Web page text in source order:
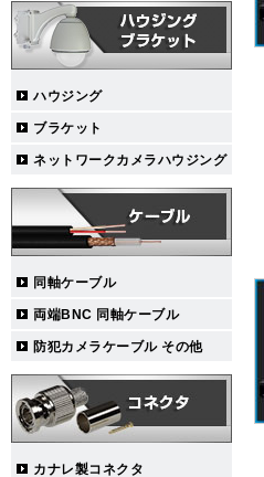
ハウジング
ブラケット
ネットワークカメラハウジング
同軸ケーブル
両端BNC 同軸ケーブル
防犯カメラケーブル その他
カナレ製コネクタ